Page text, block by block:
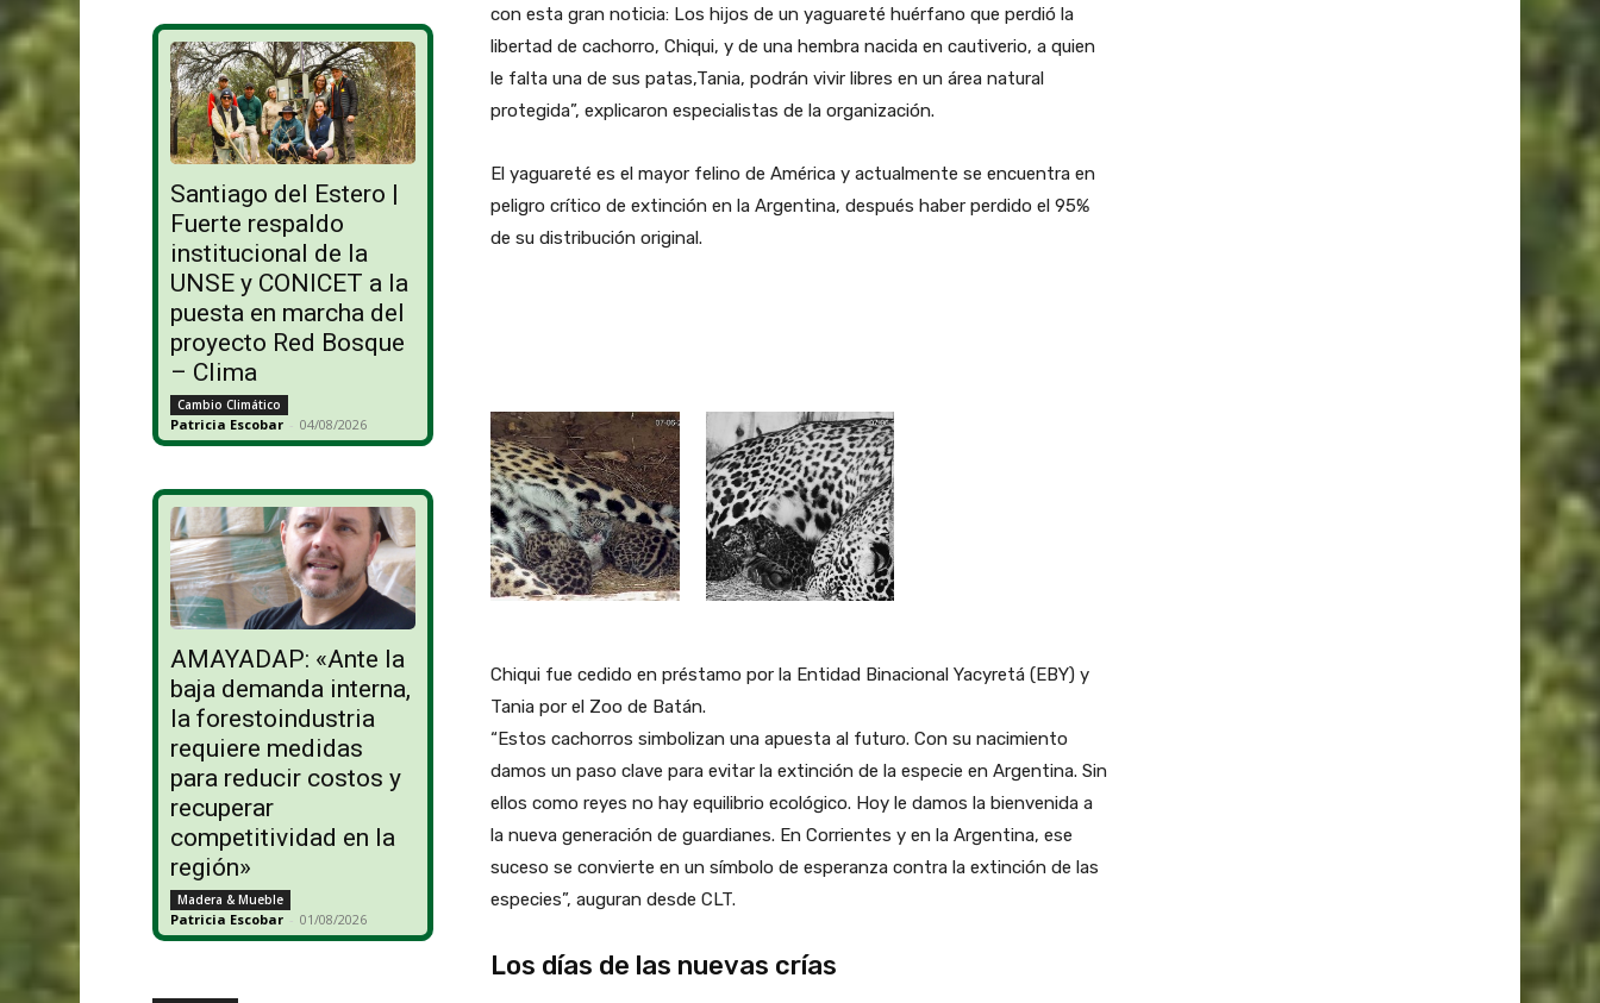
Santiago del Estero |
Fuerte respaldo
institucional de la
UNSE y CONICET a la
puesta en marcha del
proyecto Red Bosque
– Clima
Cambio Climático
Patricia Escobar - 04/08/2026
AMAYADAP: «Ante la
baja demanda interna,
la forestoindustria
requiere medidas
para reducir costos y
recuperar
competitividad en la
región»
Madera & Mueble
Patricia Escobar - 01/08/2026
d
e
o
con esta gran noticia: Los hijos de un yaguareté huérfano que perdió la
libertad de cachorro, Chiqui, y de una hembra nacida en cautiverio, a quien
le falta una de sus patas,Tania, podrán vivir libres en un área natural
protegida”, explicaron especialistas de la organización.
El yaguareté es el mayor felino de América y actualmente se encuentra en
peligro crítico de extinción en la Argentina, después haber perdido el 95%
de su distribución original.
Chiqui fue cedido en préstamo por la Entidad Binacional Yacyretá (EBY) y
Tania por el Zoo de Batán.
“Estos cachorros simbolizan una apuesta al futuro. Con su nacimiento
damos un paso clave para evitar la extinción de la especie en Argentina. Sin
ellos como reyes no hay equilibrio ecológico. Hoy le damos la bienvenida a
la nueva generación de guardianes. En Corrientes y en la Argentina, ese
suceso se convierte en un símbolo de esperanza contra la extinción de las
especies”, auguran desde CLT.
Los días de las nuevas crías